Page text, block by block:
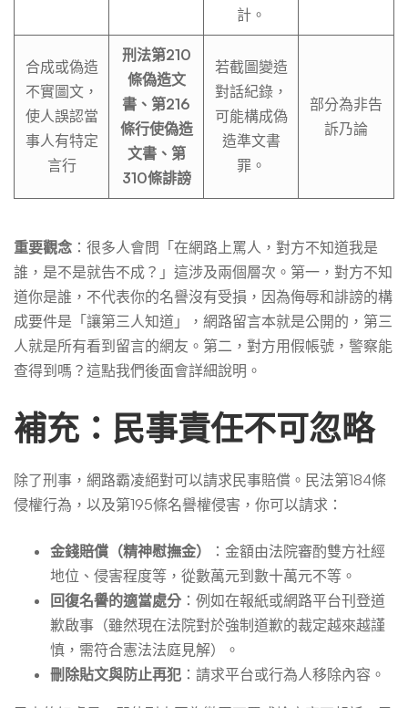
計。
合成或偽造
不實圖文，
使人誤認當
事人有特定
言行
刑法第210
條偽造文
書、第216
條行使偽造
文書、第
310條誹謗
若截圖變造
對話紀錄，
可能構成偽
造準文書
罪。
部分為非告
訴乃論
重要觀念 ：很多人會問「在網路上罵人，對方不知道我是
誰，是不是就告不成？」這涉及兩個層次。第一，對方不知
道你是誰，不代表你的名譽沒有受損，因為侮辱和誹謗的構
成要件是「讓第三人知道」，網路留言本就是公開的，第三
人就是所有看到留言的網友。第二，對方用假帳號，警察能
查得到嗎？這點我們後面會詳細說明。
補充：民事責任不可忽略
除了刑事，網路霸凌絕對可以請求民事賠償。民法第184條
侵權行為，以及第195條名譽權侵害，你可以請求：
金錢賠償（精神慰撫金）
：金額由法院審酌雙方社經
地位、侵害程度等，從數萬元到數十萬元不等。
回復名譽的適當處分 ：例如在報紙或網路平台刊登道
歉啟事（雖然現在法院對於強制道歉的裁定越來越謹
慎，需符合憲法法庭見解）。
刪除貼文與防止再犯 ：請求平台或行為人移除內容。